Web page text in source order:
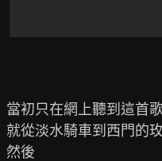
當初只在網上聽到這首
就從淡水騎車到西門的
然後